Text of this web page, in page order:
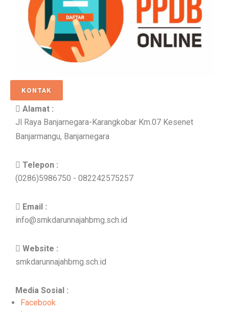
KONTAK
Alamat :
Jl Raya Banjarnegara-Karangkobar Km.07 Kesenet
Banjarmangu, Banjarnegara
Telepon :
(0286)5986750 - 082242575257
Email :
info@smkdarunnajahbmg.sch.id
Website :
smkdarunnajahbmg.sch.id
Media Sosial :
Facebook